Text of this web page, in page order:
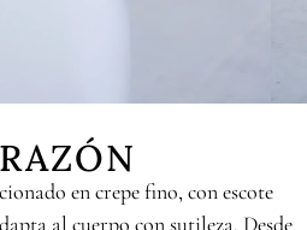
en crepe fino, con escote
al cuerpo con sutileza. Desde